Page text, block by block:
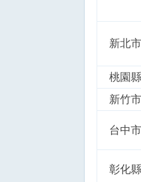
新北市
桃園縣
新竹市
台中市
彰化縣